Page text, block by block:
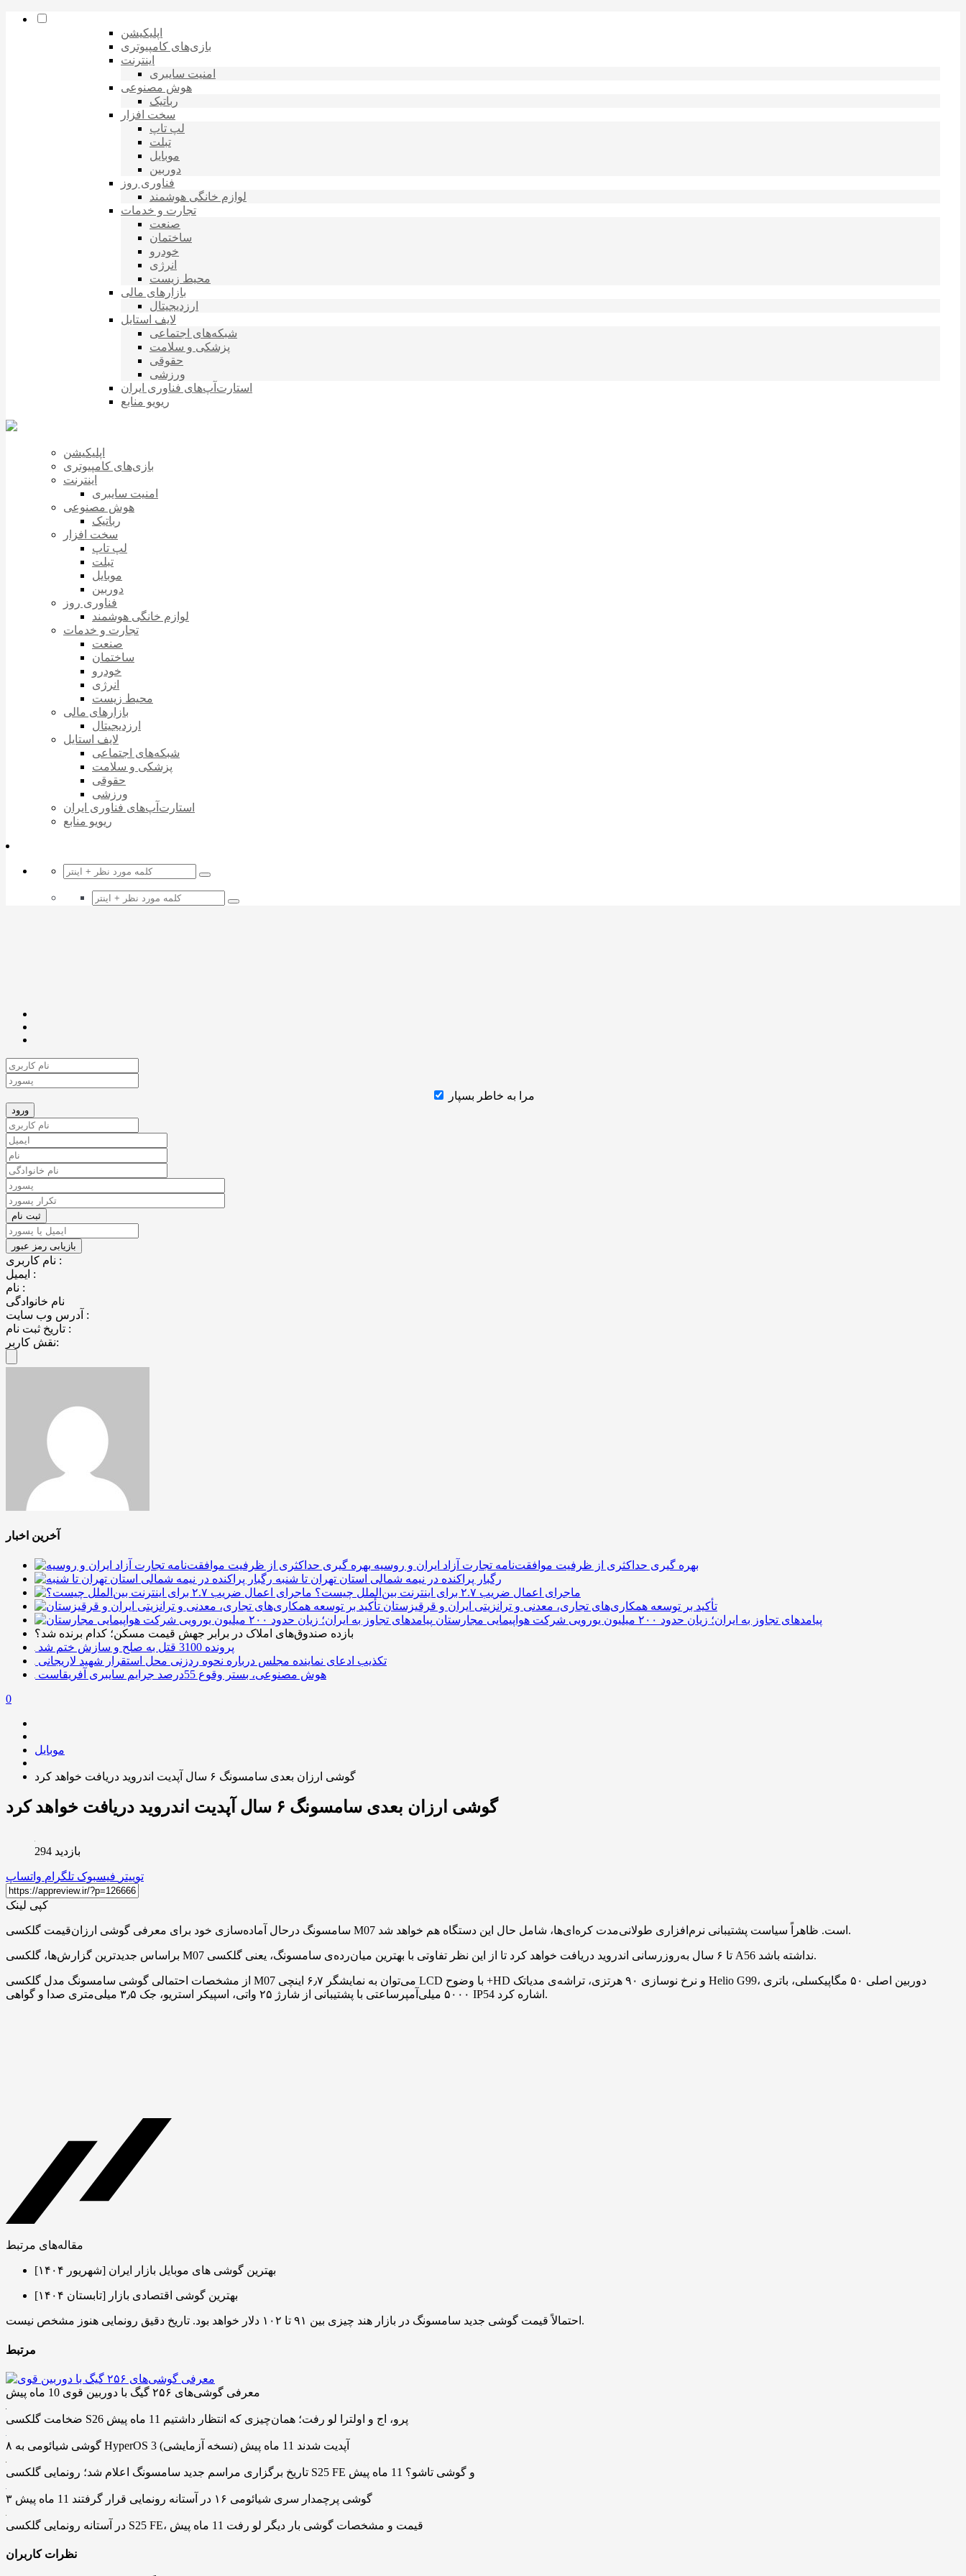
اپلیکیشن
بازی‌های کامپیوتری
اینترنت
امنیت سایبری
هوش مصنوعی
رباتیک
سخت افزار
لپ تاپ
تبلت
موبایل
دوربین
فناوری روز
لوازم خانگی هوشمند
تجارت و خدمات
صنعت
ساختمان
خودرو
انرژی
محیط زیست
بازارهای مالی
ارزدیجیتال
لایف استایل
شبکه‌های اجتماعی
پزشکی و سلامت
حقوقی
ورزشی
استارت‌آپ‌های فناوری ایران
ریویو منابع
اپلیکیشن
بازی‌های کامپیوتری
اینترنت
امنیت سایبری
هوش مصنوعی
رباتیک
سخت افزار
لپ تاپ
تبلت
موبایل
دوربین
فناوری روز
لوازم خانگی هوشمند
تجارت و خدمات
صنعت
ساختمان
خودرو
انرژی
محیط زیست
بازارهای مالی
ارزدیجیتال
لایف استایل
شبکه‌های اجتماعی
پزشکی و سلامت
حقوقی
ورزشی
استارت‌آپ‌های فناوری ایران
ریویو منابع
مرا به خاطر بسپار
نام کاربری :
ایمیل :
نام :
نام خانوادگی
آدرس وب سایت :
تاریخ ثبت نام :
نقش کاربر:
آخرین اخبار
بهره گیری حداکثری از ظرفیت موافقت‌نامه تجارت آزاد ایران و روسیه
رگبار پراکنده در نیمه شمالی استان تهران تا شنبه
ماجرای اعمال ضریب ۲.۷ برای اینترنت بین‌الملل چیست؟
تأکید بر توسعه همکاری‌های تجاری، معدنی و ترانزیتی ایران و قرقیزستان
پیامدهای تجاوز به ایران؛ زیان حدود ۲۰۰ میلیون یورویی شرکت هواپیمایی مجارستان
بازده صندوق‌های املاک در برابر جهش قیمت مسکن؛ کدام برنده شد؟
پرونده 3100 قتل به صلح و سازش ختم شد
تکذیب ادعای نماینده مجلس درباره نحوه ردزنی محل استقرار شهید لاریجانی
هوش مصنوعی، بستر وقوع 55درصد جرایم سایبری آفریقاست
0
موبایل
گوشی ارزان بعدی سامسونگ ۶ سال آپدیت اندروید دریافت خواهد کرد
گوشی ارزان بعدی سامسونگ ۶ سال آپدیت اندروید دریافت خواهد کرد
بازدید 294
توییتر فیسبوک تلگرام واتساپ
کپی لینک
سامسونگ درحال آماده‌سازی خود برای معرفی گوشی ارزان‌قیمت گلکسی M07 است. ظاهراً سیاست پشتیبانی نرم‌افزاری طولانی‌مدت کره‌ای‌ها، شامل حال این دستگاه هم خواهد شد.
براساس جدیدترین گزارش‌ها، گلکسی M07 تا ۶ سال به‌روزرسانی اندروید دریافت خواهد کرد تا از این نظر تفاوتی با بهترین میان‌رده‌ی سامسونگ، یعنی گلکسی A56 نداشته باشد.
از مشخصات احتمالی گوشی سامسونگ مدل گلکسی M07 می‌توان به نمایشگر ۶٫۷ اینچی LCD با وضوح +HD و نرخ نوسازی ۹۰ هرتزی، تراشه‌ی مدیاتک Helio G99، دوربین اصلی ۵۰ مگاپیکسلی، باتری
۵۰۰۰ میلی‌آمپرساعتی با پشتیبانی از شارژ ۲۵ واتی، اسپیکر استریو، جک ۳٫۵ میلی‌متری صدا و گواهی IP54 اشاره کرد.
مقاله‌های مرتبط
بهترین گوشی های موبایل بازار ایران [شهریور ۱۴۰۴]
بهترین گوشی اقتصادی بازار [تابستان ۱۴۰۴]
احتمالاً قیمت گوشی جدید سامسونگ در بازار هند چیزی بین ۹۱ تا ۱۰۲ دلار خواهد بود. تاریخ دقیق رونمایی هنوز مشخص نیست.
مرتبط
معرفی گوشی‌های ۲۵۶ گیگ با دوربین قوی 10 ماه پیش
ضخامت گلکسی S26 پرو، اج و اولترا لو رفت؛ همان‌چیزی که انتظار داشتیم 11 ماه پیش
۸ گوشی شیائومی به HyperOS 3 (نسخه آزمایشی) آپدیت شدند 11 ماه پیش
تاریخ برگزاری مراسم جدید سامسونگ اعلام شد؛ رونمایی گلکسی S25 FE و گوشی تاشو؟ 11 ماه پیش
۳ گوشی پرچمدار سری شیائومی ۱۶ در آستانه رونمایی قرار گرفتند 11 ماه پیش
در آستانه رونمایی گلکسی S25 FE، قیمت و مشخصات گوشی بار دیگر لو رفت 11 ماه پیش
نظرات کاربران